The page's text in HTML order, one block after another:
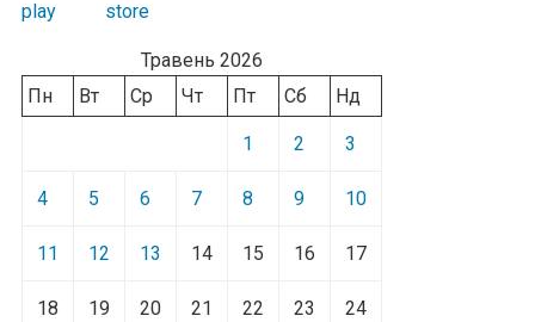
Травень 2026
Пн
Вт Ср Чт Пт Сб Нд
1 2 3
4 5 6 7 8 9 10
11 12 13 14 15 16 17
18 19 20 21 22 23 24